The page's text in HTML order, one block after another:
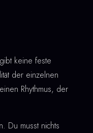
keine feste
der einzelnen
Rhythmus, der
Du musst nichts